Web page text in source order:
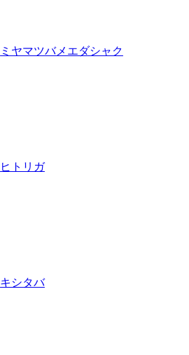
ミヤマツバメエダシャク
ヒトリガ
キシタバ